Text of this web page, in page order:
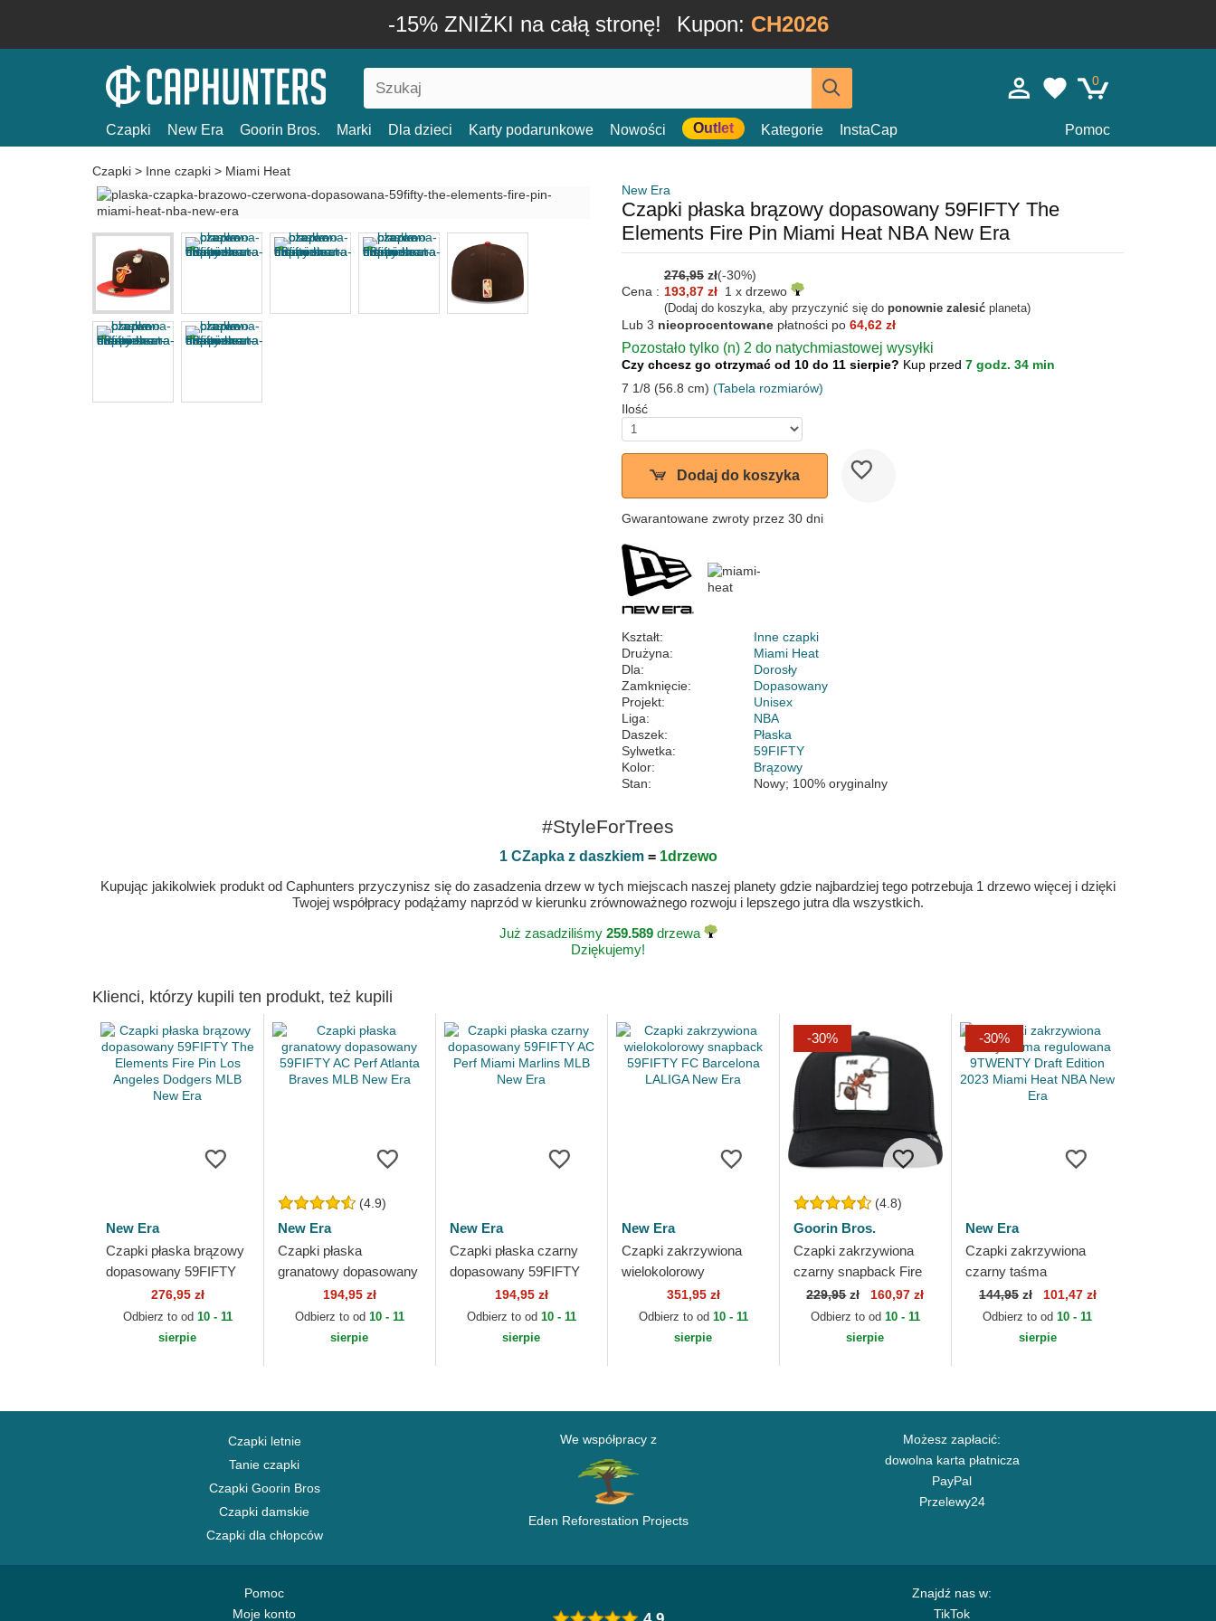
-15% ZNIŻKI na całą stronę! Kupon: CH2026
0
Czapki New Era Goorin Bros. Marki Dla dzieci Karty podarunkowe Nowości Outlet Kategorie InstaCap Pomoc
Czapki > Inne czapki > Miami Heat
New Era
Czapki płaska brązowy dopasowany 59FIFTY The
Elements Fire Pin Miami Heat NBA New Era
276,95 zł(-30%)
Cena : 193,87 zł 1 x drzewo
(Dodaj do koszyka, aby przyczynić się do ponownie zalesić planeta)
Lub 3 nieoprocentowane płatności po 64,62 zł
Pozostało tylko (n) 2 do natychmiastowej wysyłki
Czy chcesz go otrzymać od 10 do 11 sierpie? Kup przed 7 godz. 34 min
7 1/8 (56.8 cm) (Tabela rozmiarów)
Ilość
Dodaj do koszyka
Gwarantowane zwroty przez 30 dni
Kształt:
Inne czapki
Drużyna:
Miami Heat
Dla:
Dorosły
Zamknięcie:
Dopasowany
Projekt:
Unisex
Liga:
NBA
Daszek:
Płaska
Sylwetka:
59FIFTY
Kolor:
Brązowy
Stan:
Nowy; 100% oryginalny
#StyleForTrees
1 CZapka z daszkiem= 1drzewo
Kupując jakikolwiek produkt od Caphunters przyczynisz się do zasadzenia drzew w tych miejscach naszej planety gdzie najbardziej tego potrzebuja 1 drzewo więcej i dzięki
Twojej współpracy podążamy naprzód w kierunku zrównoważnego rozwoju i lepszego jutra dla wszystkich.
Już zasadziliśmy 259.589drzewa
Dziękujemy!
Klienci, którzy kupili ten produkt, też kupili
New Era
Czapki płaska brązowy
dopasowany 59FIFTY
The Elements Fire Pin
Los Angeles Dodgers
MLB New Era
276,95 zł
Odbierz to od 10 - 11
sierpie
(4.9)
New Era
Czapki płaska
granatowy dopasowany
59FIFTY AC Perf
Atlanta Braves MLB
194,95 zł
Odbierz to od 10 - 11
sierpie
New Era
Czapki płaska czarny
dopasowany 59FIFTY
AC Perf Miami Marlins
MLB New Era
194,95 zł
Odbierz to od 10 - 11
sierpie
New Era
Czapki zakrzywiona
wielokolorowy
snapback 59FIFTY FC
Barcelona LALIGA New
351,95 zł
Odbierz to od 10 - 11
sierpie
-30%
(4.8)
Goorin Bros.
Czapki zakrzywiona
czarny snapback Fire
The Farm Premium The
Farm Goorin Bros.
229,95zł 160,97 zł
Odbierz to od 10 - 11
sierpie
-30%
New Era
Czapki zakrzywiona
czarny taśma
regulowana 9TWENTY
Draft Edition 2023 Miami
Heat NBA New Era
144,95zł 101,47 zł
Odbierz to od10 - 11
sierpie
Czapki letnie
Tanie czapki
Czapki Goorin Bros
Czapki damskie
Czapki dla chłopców
We współpracy z
Eden Reforestation Projects
Możesz zapłacić:
dowolna karta płatnicza
PayPal
Przelewy24
Pomoc
Moje konto
Znajdź nas w:
TikTok